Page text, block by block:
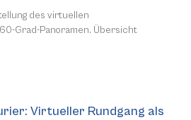
des virtuellen
Grad-Panoramen. Übersicht
Virtueller Rundgang als